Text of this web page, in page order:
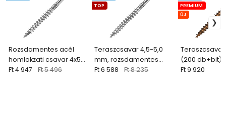
Rozsdamentes acél
homlokzati csavar 4x50
mm (200 + bit)
Ft 4 947 Ft 5 496
Teraszcsavar 4,5-5,0
mm, rozsdamentes
acél C2 (200 db + bit)
TOP
Ft 6 588 Ft 8 235
(200 db+bit)
ANTIK
PREMIUM
ÚJ
Ft 9 920